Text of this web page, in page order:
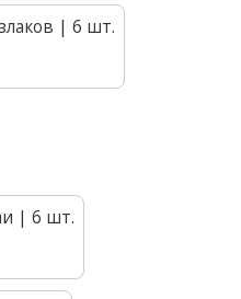
| 6 шт.
| 6 шт.